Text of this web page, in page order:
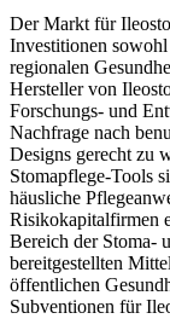
Der Markt für
Investitionen
regionalen
Hersteller von
Forschungs- und
Nachfrage nach
Designs gerecht zu
Stomapflege-Tools
häusliche
Risikokapitalfirmen
Bereich der Stoma-
bereitgestellten
öffentlichen
Subventionen für